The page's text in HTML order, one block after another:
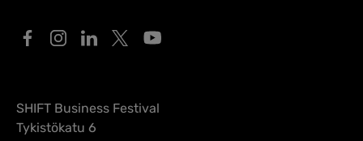
SHIFT Business Festival
Tykistökatu 6